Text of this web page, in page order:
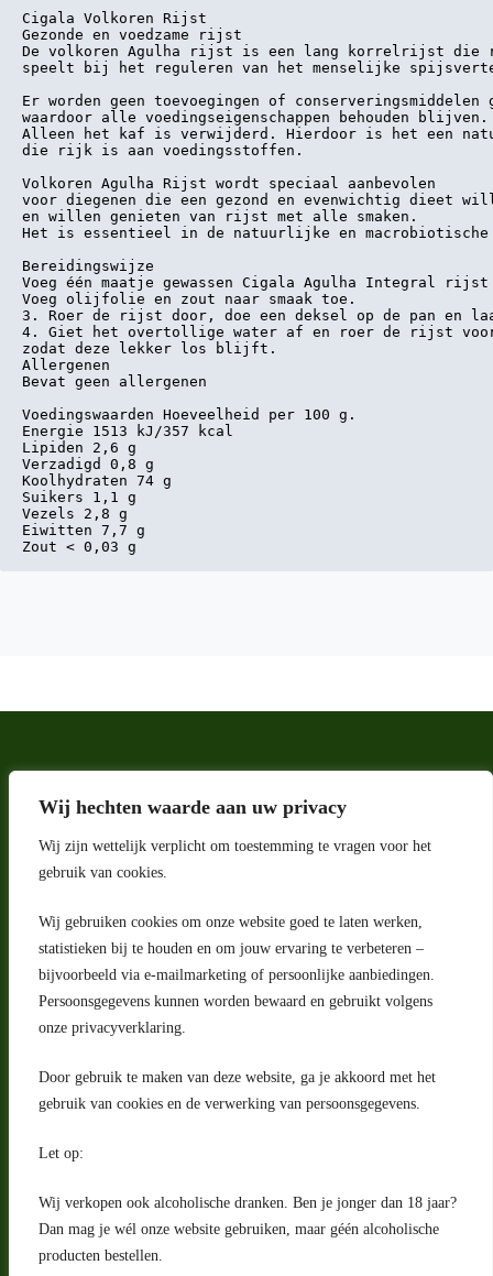
Wij hechten waarde aan uw privacy
Wij zijn wettelijk verplicht om toestemming te vragen voor het
gebruik van cookies.
Wij gebruiken cookies om onze website goed te laten werken,
statistieken bij te houden en om jouw ervaring te verbeteren –
bijvoorbeeld via e-mailmarketing of persoonlijke aanbiedingen.
Persoonsgegevens kunnen worden bewaard en gebruikt volgens
onze privacyverklaring.
Door gebruik te maken van deze website, ga je akkoord met het
gebruik van cookies en de verwerking van persoonsgegevens.
Let op:
Wij verkopen ook alcoholische dranken. Ben je jonger dan 18 jaar?
Dan mag je wél onze website gebruiken, maar géén alcoholische
producten bestellen.
Cigala Volkoren Rijst
Gezonde en voedzame rijst
De volkoren Agulha rijst is een lang korrelrijst die
speelt bij het reguleren van het menselijke
Er worden geen toevoegingen of
waardoor alle voedingseigenschappen behouden
Alleen het kaf is verwijderd. Hierdoor is het een
die rijk is aan voedingsstoffen.
Volkoren Agulha Rijst wordt speciaal aanbevolen
voor diegenen die een gezond en evenwichtig dieet
en willen genieten van rijst met alle smaken.
Het is essentieel in de natuurlijke en macrobiotische
Bereidingswijze
Voeg één maatje gewassen Cigala Agulha Integral
Voeg olijfolie en zout naar smaak toe.
3. Roer de rijst door, doe een deksel op de pan en
4. Giet het overtollige water af en roer de rijst
zodat deze lekker los blijft.
Allergenen
Bevat geen allergenen
Voedingswaarden Hoeveelheid per 100 g.
Energie 1513 kJ/357 kcal
Lipiden 2,6 g
Verzadigd 0,8 g
Koolhydraten 74 g
Suikers 1,1 g
Vezels 2,8 g
Eiwitten 7,7 g
Zout < 0,03 g
Adres
Riga 4 E
2993 LW Barendrecht
Nederland
Contact
klantenservice@portugeseproducten.nl
Facebook
Herroepingsrecht
Bij bezorging van alcoholhoudende dranken voert de bezorger